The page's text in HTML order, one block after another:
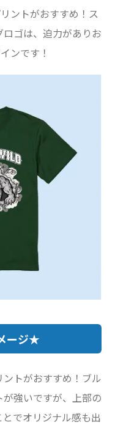
ントがおすすめ！ス
ゴは、迫力がありお
ンです！
ージ★
トがおすすめ！ブル
強いですが、上部の
でオリジナル感も出